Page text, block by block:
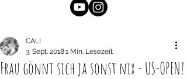
Frau gönnt sich ja sonst nix - US-OPEN!
CALI
3. Sept. 20181 Min. Lesezeit